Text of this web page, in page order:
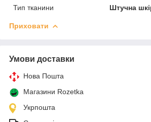
Тип тканини
Штучна
Приховати
Умови доставки
Нова Пошта
Магазини Rozetka
Укрпошта